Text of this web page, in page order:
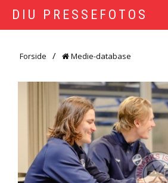
DIU PRESSEFOTOS
Forside Medie-database